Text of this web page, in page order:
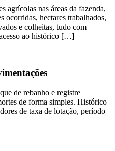
agrícolas nas áreas da fazenda,
ocorridas, hectares trabalhados,
e colheitas, tudo com
ao histórico […]
de rebanho e registre
de forma simples. Histórico
de taxa de lotação, período